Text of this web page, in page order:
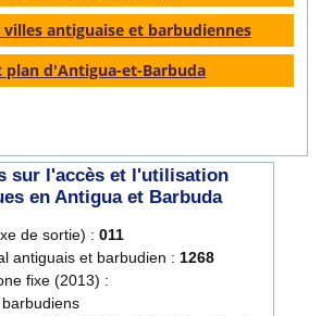
antiguaise et barbudiennes
plan d'Antigua-et-Barbuda
sur l'accès et l'utilisation
en Antigua et Barbuda
de sortie) :011
antiguais et barbudien : 1268
fixe (2013) :